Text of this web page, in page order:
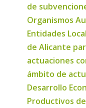
de
Organismos
Entidades
de Alicante
actuaciones
ámbito de
Desarrollo
Productivos